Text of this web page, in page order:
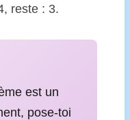
reste : 3.
est un
pose-toi